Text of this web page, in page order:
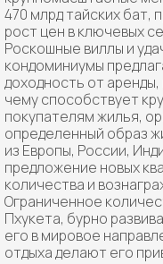
470 млрд тайских бат,
рост цен в ключевых
Роскошные виллы и
кондоминиумы
доходность от аренды,
чему способствует
покупателям жилья,
определенный образ
из Европы, России,
предложение новых
количества и
Ограниченное
Пхукета, бурно
его в мировое
отдыха делают его